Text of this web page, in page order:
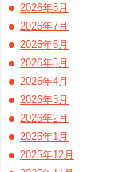
2026年8月
2026年7月
2026年6月
2026年5月
2026年4月
2026年3月
2026年2月
2026年1月
2025年12月